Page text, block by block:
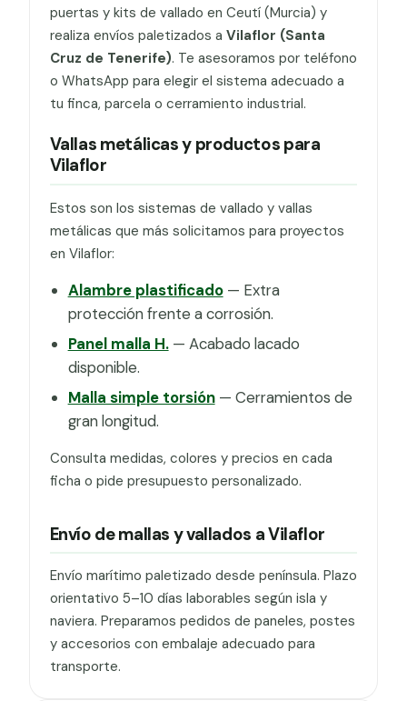
puertas y kits de vallado en Ceutí (Murcia) y
realiza envíos paletizados a Vilaflor (Santa
Cruz de Tenerife). Te asesoramos por teléfono
o WhatsApp para elegir el sistema adecuado a
tu finca, parcela o cerramiento industrial.
Vallas metálicas y productos para
Vilaflor
Estos son los sistemas de vallado y vallas
metálicas que más solicitamos para proyectos
en Vilaflor:
Alambre plastificado— Extra
protección frente a corrosión.
Panel malla H.— Acabado lacado
disponible.
Malla simple torsión— Cerramientos de
gran longitud.
Consulta medidas, colores y precios en cada
ficha o pide presupuesto personalizado.
Envío de mallas y vallados a Vilaflor
Envío marítimo paletizado desde península. Plazo
orientativo 5–10 días laborables según isla y
naviera. Preparamos pedidos de paneles, postes
y accesorios con embalaje adecuado para
transporte.